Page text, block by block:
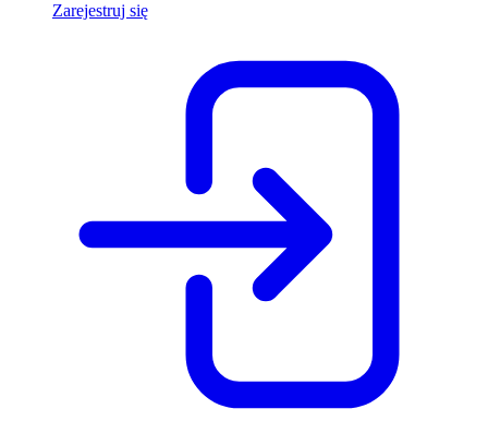
Zarejestruj się